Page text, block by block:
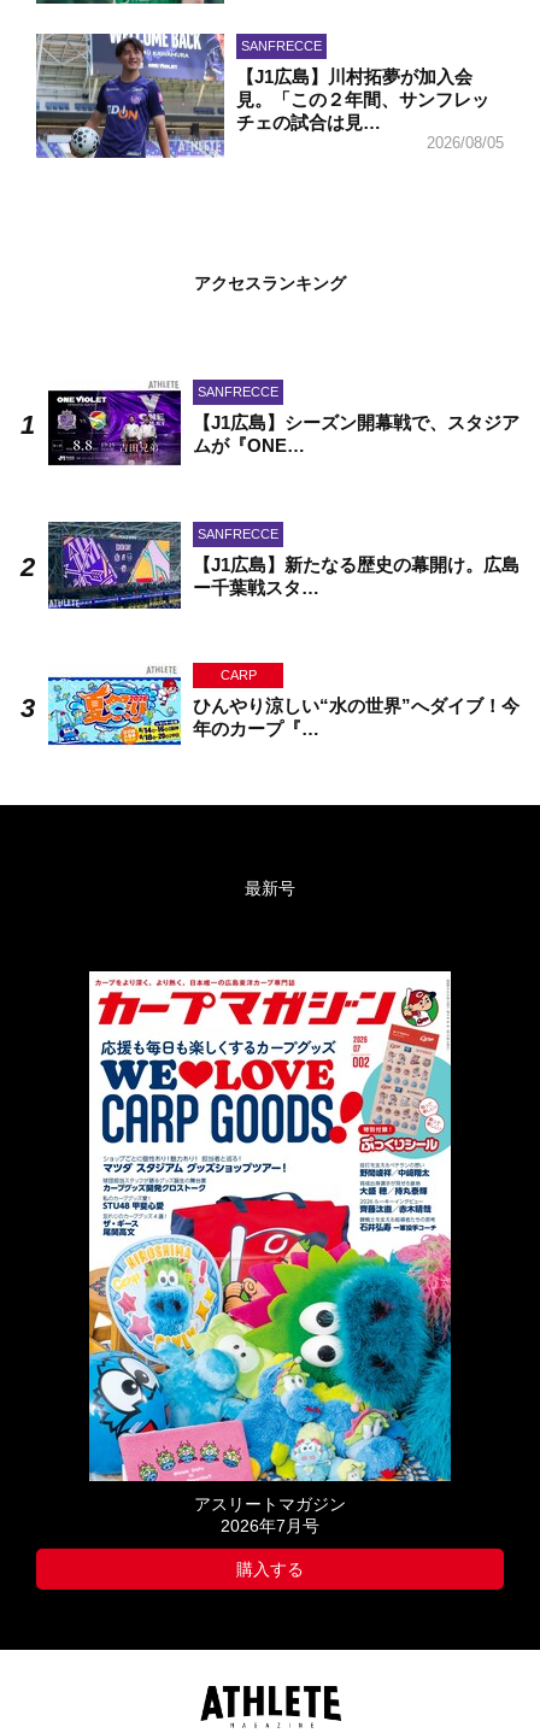
SANFRECCE
【J1広島】川村拓夢が加入会
見。「この２年間、サンフレッ
チェの試合は見…
2026/08/05
アクセスランキング
SANFRECCE
【J1広島】シーズン開幕戦で、スタジア
ムが『ONE…
SANFRECCE
【J1広島】新たなる歴史の幕開け。広島
ー千葉戦スタ…
CARP
ひんやり涼しい“水の世界”へダイブ！今
年のカープ『…
最新号
アスリートマガジン
2026年7月号
購入する